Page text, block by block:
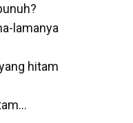
lamanya
hitam